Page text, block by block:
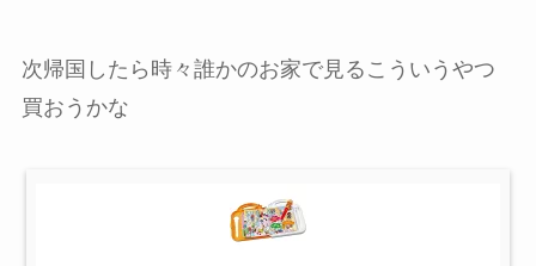
次帰国したら時々誰かのお家で見るこういうやつ
買おうかな